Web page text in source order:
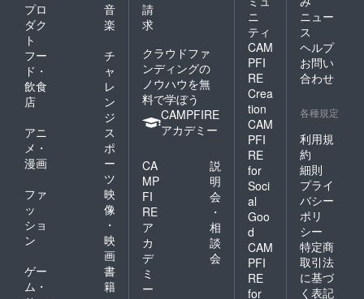
プロ
ダク
ト
音
楽
フー
ド・
飲食
店
チ
ャ
レ
ン
ジ
アニ
メ・
漫画
ス
ポ
ー
ツ
ファ
ッ
ショ
ン
映
像
・
映
画
ゲー
ム・
書
籍
請
求
クラウドファ
ンディングの
ノウハウを無
料で学ぼう
CAMPFIRE
アカデミー
CA
MP
FI
RE
ア
カ
デ
ミ
ー
説
明
会
・
相
談
会
ニ
ティ
CAM
PFI
RE
Crea
tion
CAM
PFI
RE
for
Soci
al
Goo
d
CAM
PFI
RE
for
ニュー
ス
ヘルプ
お問い
合わせ
各種規定
利用規
約
細則
プライ
バシー
ポリ
シー
特定商
取引法
に基づ
く表記